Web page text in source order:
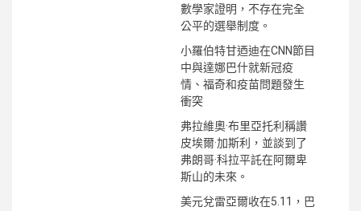
數學家證明，不存在完全
公平的選舉制度。
小羅伯特甘迺迪在CNN節目
中與達娜巴什就新冠疫
情、福奇和疫苗問題發生
衝突
弗拉維奧·布里亞托利稱讚
皮埃爾·加斯利，並談到了
弗朗哥·科拉平託在阿爾卑
斯山的未來。
美元兌雷亞爾收在5.11，巴